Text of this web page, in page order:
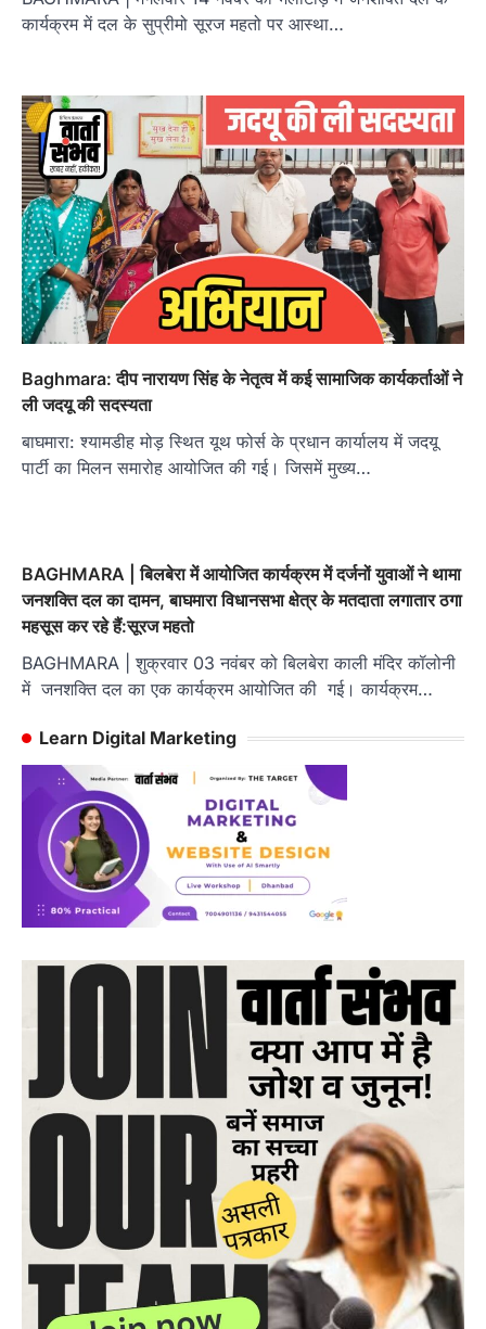
कार्यक्रम में दल के सुप्रीमो सूरज महतो पर आस्था…
Baghmara: दीप नारायण सिंह के नेतृत्व में कई सामाजिक कार्यकर्ताओं ने
ली जदयू की सदस्यता
बाघमारा: श्यामडीह मोड़ स्थित यूथ फोर्स के प्रधान कार्यालय में जदयू
पार्टी का मिलन समारोह आयोजित की गई। जिसमें मुख्य…
BAGHMARA | बिलबेरा में आयोजि‍त कार्यक्रम में दर्जनों युवाओं ने थामा
जनशक्त‍ि दल का दामन, बाघमारा विधानसभा क्षेत्र के मतदाता लगातार ठगा
महसूस कर रहे हैं:सूरज महतो
BAGHMARA | शुक्रवार 03 नवंबर को बिलबेरा काली मंदिर कॉलोनी
में जनशक्ति दल का एक कार्यक्रम आयोजित की गई। कार्यक्रम…
Learn Digital Marketing